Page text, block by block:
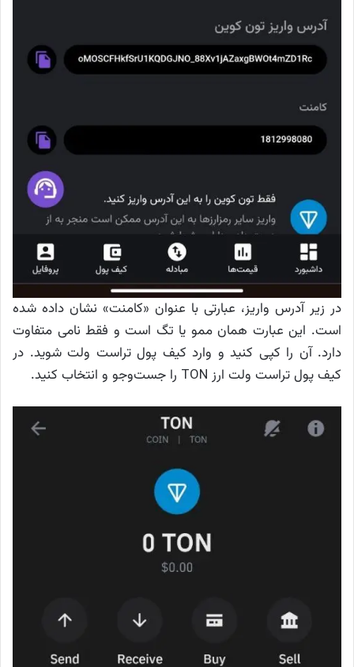
در زیر آدرس واریز، عبارتی با عنوان «کامنت» نشان داده شده
است. این عبارت همان ممو یا تگ است و فقط نامی متفاوت
دارد. آن را کپی کنید و وارد کیف پول تراست ولت شوید. در
کیف پول تراست ولت ارز TON را جست‌وجو و انتخاب کنید.